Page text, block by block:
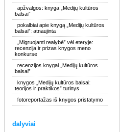
apžvalgos: knyga „Medijų kultūros
balsai”
pokalbiai apie knygą „Medijų kultūros
balsai”: atnaujinta
„Migruojanti realybė” vėl eteryje:
recenzija ir prizas knygos meno
konkurse
recenzijos knygai „Medijų kultūros
balsai”
knygos „Medijų kultūros balsai:
teorijos ir praktikos” turinys
fotoreportažas iš knygos pristatymo
dalyviai